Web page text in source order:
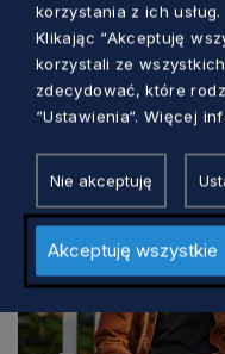
WIADOMOŚCI
Apel Służby
Krajobrazowego
Policji
Michał Piotrowski
korzystania z ich usług.
Klikając “Akceptuję
korzystali ze
zdecydować, które
“Ustawienia“. Więcej
Nie akceptuję
Akceptuję wszystkie